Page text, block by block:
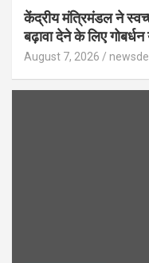
केंद्रीय मंत्रिमंडल ने
बढ़ावा देने के लिए
August 7, 2026